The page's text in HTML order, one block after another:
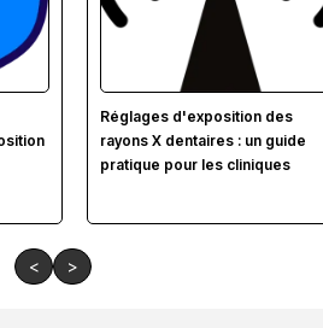
Réglages d'exposition des
rayons X dentaires : un guide
pratique pour les cliniques
< >